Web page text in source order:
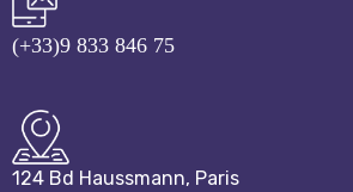
(+33)9 833 846 75
124 Bd Haussmann, Paris